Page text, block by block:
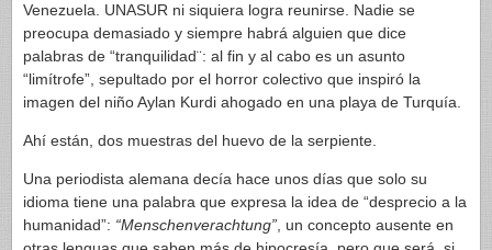
Venezuela. UNASUR ni siquiera logra reunirse. Nadie se
preocupa demasiado y siempre habrá alguien que dice
palabras de “tranquilidad¨: al fin y al cabo es un asunto
“limítrofe”, sepultado por el horror colectivo que inspiró la
imagen del niño Aylan Kurdi ahogado en una playa de Turquía.
Ahí están, dos muestras del huevo de la serpiente.
Una periodista alemana decía hace unos días que solo su
idioma tiene una palabra que expresa la idea de “desprecio a la
humanidad”: “Menschenverachtung” , un concepto ausente en